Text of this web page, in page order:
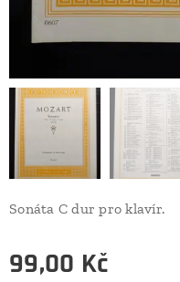
Sonáta C dur pro klavír.
99,00 Kč